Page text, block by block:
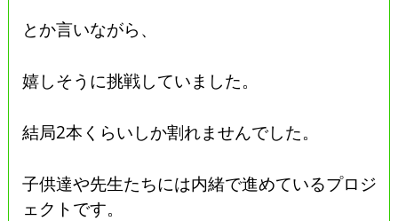
とか言いながら、
嬉しそうに挑戦していました。
結局2本くらいしか割れませんでした。
子供達や先生たちには内緒で進めているプロジ
ェクトです。